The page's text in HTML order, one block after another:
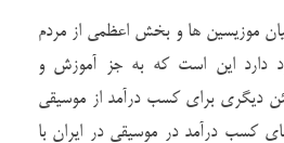
موزیسین ها و بخش اعظمی از مردم
دارد این است که به جز آموزش و
برای کسب درآمد از موسیقی
کسب درآمد در موسیقی در ایران با